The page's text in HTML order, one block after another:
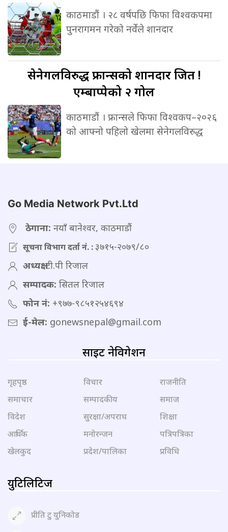
काठमाडौं । २८ वर्षपछि फिफा विश्वकपमा
पुनरागमन गरेको नर्वेले शानदार
सेनेगलविरुद्धफ्रान्सको शानदार जित !
एम्बाप्पेको २ गोल
काठमाडौं । फ्रान्सले फिफा विश्वकप–२०२६
को आफ्नो पहिलो खेलमा सेनेगलविरुद्ध
Go Media Network Pvt.Ltd
ठेगाना: नयाँ बानेश्वर, काठमाडौं
सूचना विभाग दर्ता नं. :३७१५-२०७९/८०
अध्यक्ष:टी.पी रिजाल
सम्पादक: सितल रिजाल
फोन नं: +९७७-९८५१२५४६९४
ई-मेल: gonewsnepal@gmail.com
साइट नेविगेशन
गृहपृष्ठ
समाचार
विदेश
आर्थिक
खेलकुद
विचार
सम्पादकीय
सुरक्षा/अपराध
मनोरन्जन
प्रदेश/पालिका
राजनीति
समाज
शिक्षा
पत्रिपत्रिका
प्रविधि
युटिलिटिज
प्रीति टु युनिकोड